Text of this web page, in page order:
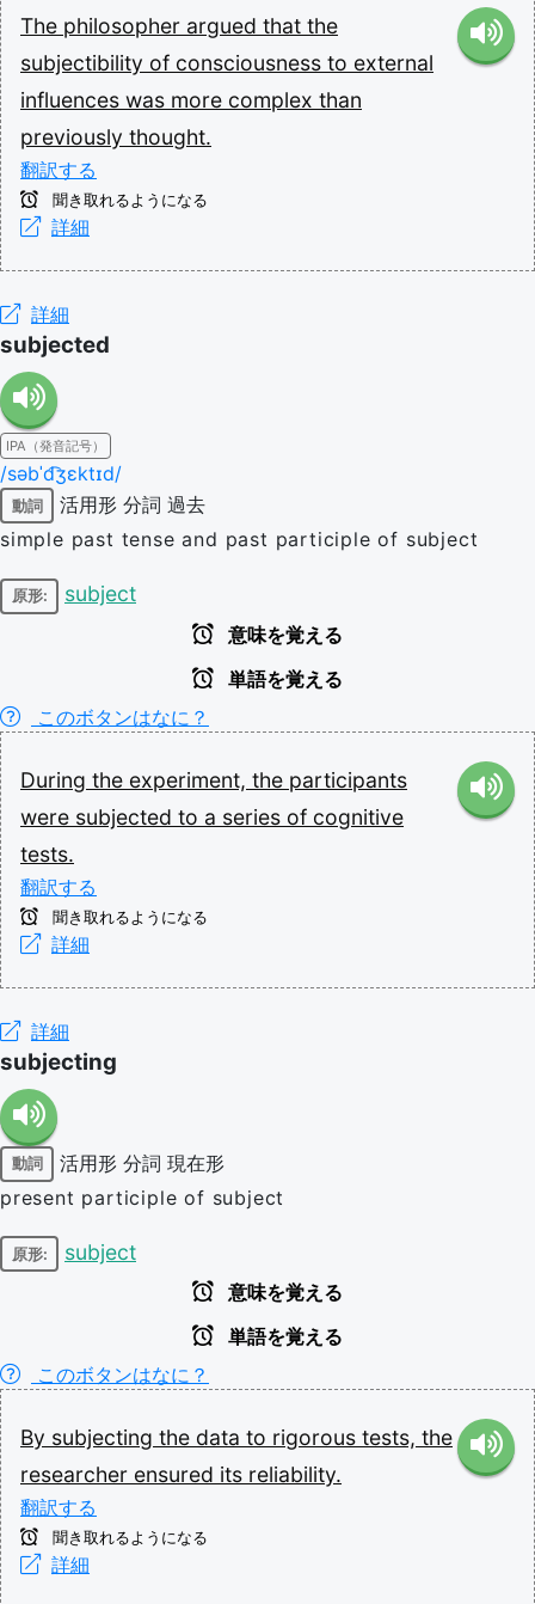
The philosopher argued that the
subjectibility of consciousness to external
influences was more complex than
previously thought.
翻訳する
聞き取れるようになる
詳細
詳細
subjected
IPA（発音記号）
/səbˈd͡ʒɛktɪd/
動詞 活用形 分詞 過去
simple past tense and past participle of subject
原形: subject
意味を覚える
単語を覚える
このボタンはなに？
During the experiment, the participants
were subjected to a series of cognitive
tests.
翻訳する
聞き取れるようになる
詳細
詳細
subjecting
動詞 活用形 分詞 現在形
present participle of subject
原形: subject
意味を覚える
単語を覚える
このボタンはなに？
By subjecting the data to rigorous tests, the
researcher ensured its reliability.
翻訳する
聞き取れるようになる
詳細